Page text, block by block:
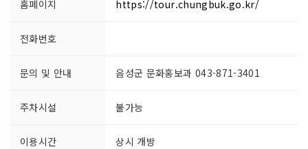
홈페이지 https://tour.chungbuk.go.kr/
전화번호
문의 및 안내 음성군 문화홍보과 043-871-3401
주차시설 불가능
이용시간 상시 개방